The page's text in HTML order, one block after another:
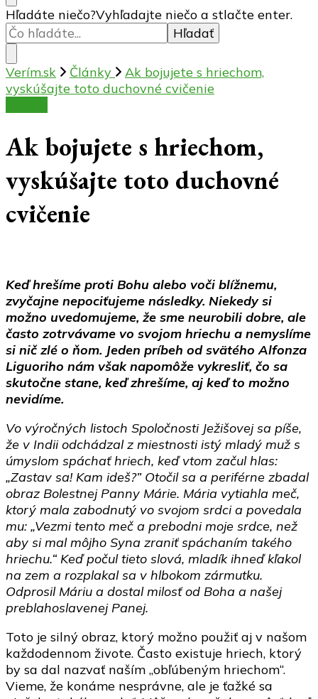
Hľadáte niečo?Vyhľadajte niečo a stlačte enter.
Verím.sk Články
Ak bojujete s hriechom,
vyskúšajte toto duchovné cvičenie
Ak bojujete s hriechom,
vyskúšajte toto duchovné
cvičenie
Keď hrešíme proti Bohu alebo voči blížnemu,
zvyčajne nepociťujeme následky. Niekedy si
možno uvedomujeme, že sme neurobili dobre, ale
často zotrvávame vo svojom hriechu a nemyslíme
si nič zlé o ňom. Jeden príbeh od svätého Alfonza
Liguoriho nám však napomôže vykresliť, čo sa
skutočne stane, keď zhrešíme, aj keď to možno
nevidíme.
Vo výročných listoch Spoločnosti Ježišovej sa píše,
že v Indii odchádzal z miestnosti istý mladý muž s
úmyslom spáchať hriech, keď vtom začul hlas:
„Zastav sa! Kam ideš?” Otočil sa a periférne zbadal
obraz Bolestnej Panny Márie. Mária vytiahla meč,
ktorý mala zabodnutý vo svojom srdci a povedala
mu: „Vezmi tento meč a prebodni moje srdce, než
aby si mal môjho Syna zraniť spáchaním takého
hriechu.“ Keď počul tieto slová, mladík ihneď kľakol
na zem a rozplakal sa v hlbokom zármutku.
Odprosil Máriu a dostal milosť od Boha a našej
preblahoslavenej Panej.
Toto je silný obraz, ktorý možno použiť aj v našom
každodennom živote. Často existuje hriech, ktorý
by sa dal nazvať naším „obľúbeným hriechom“.
Vieme, že konáme nesprávne, ale je ťažké sa